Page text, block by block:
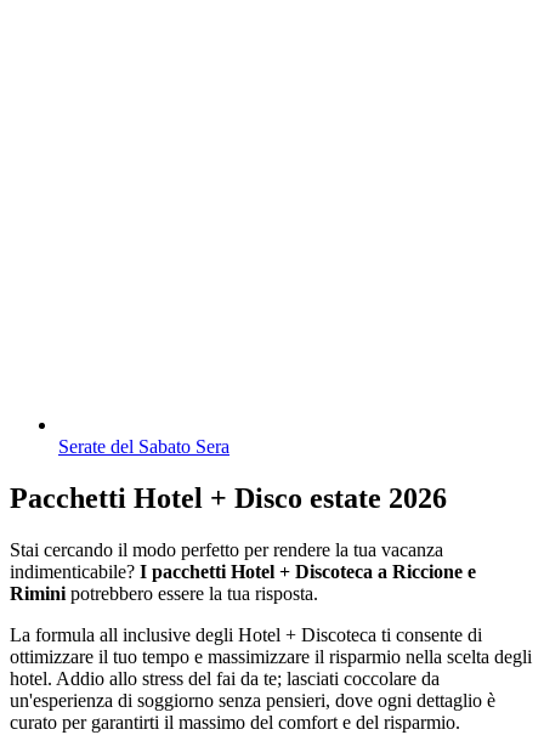
Serate del Sabato Sera
Pacchetti Hotel + Disco estate 2026
Stai cercando il modo perfetto per rendere la tua vacanza
indimenticabile? I pacchetti Hotel + Discoteca a Riccione e
Rimini potrebbero essere la tua risposta.
La formula all inclusive degli Hotel + Discoteca ti consente di
ottimizzare il tuo tempo e massimizzare il risparmio nella scelta degli
hotel. Addio allo stress del fai da te; lasciati coccolare da
un'esperienza di soggiorno senza pensieri, dove ogni dettaglio è
curato per garantirti il massimo del comfort e del risparmio.